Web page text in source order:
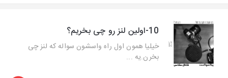
10-اولین لنز رو چی بخریم؟
خیلیا همون اول راه واسشون سواله که لنز چی
بخرن.یه ...